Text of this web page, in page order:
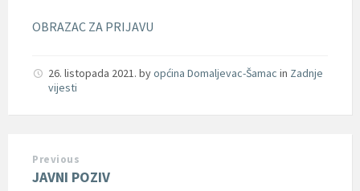
OBRAZAC ZA PRIJAVU
26. listopada 2021. byopćina Domaljevac-Šamac in Zadnje
vijesti
Previous
JAVNI POZIV